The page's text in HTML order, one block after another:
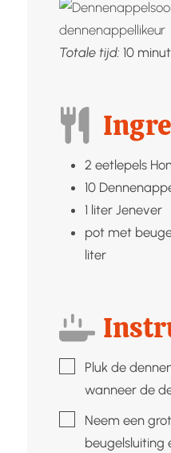
Totale tijd: 10
2 eetlepels
10
1 liter Jenever
pot met
liter
▢Pluk de
wanneer de
▢Neem een
beugelsluiting